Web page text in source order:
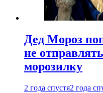
Дед Мороз
не
морозилку
2 года спустя2 года